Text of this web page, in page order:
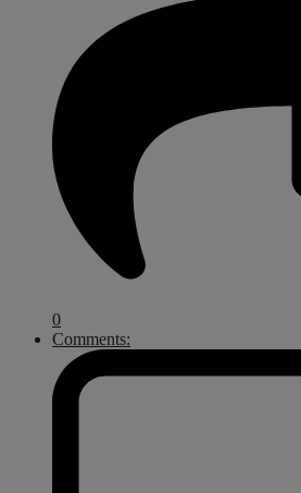
0
Comments: